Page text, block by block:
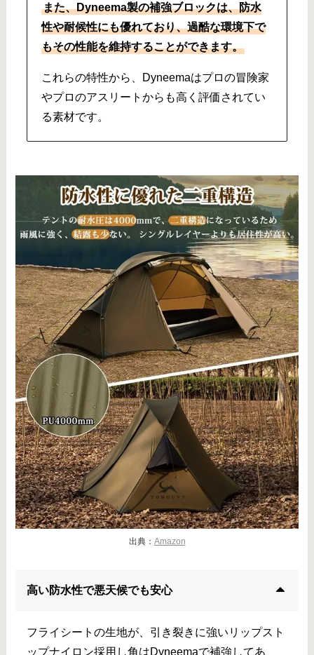
また、Dyneema製の補強ブロックは、防水
性や耐候性にも優れており、過酷な環境下で
もその性能を維持することができます。
これらの特性から、Dyneemaはプロの冒険家
やプロのアスリートからも高く評価されてい
る素材です。
出典： Amazon
高い防水性で悪天候でも安心
フライシートの生地が、引き裂きに強いリップスト
ップナイロン採用し角はDyneemaで補強してあ